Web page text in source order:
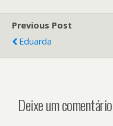
Previous Post
Eduarda
Deixe um comentário